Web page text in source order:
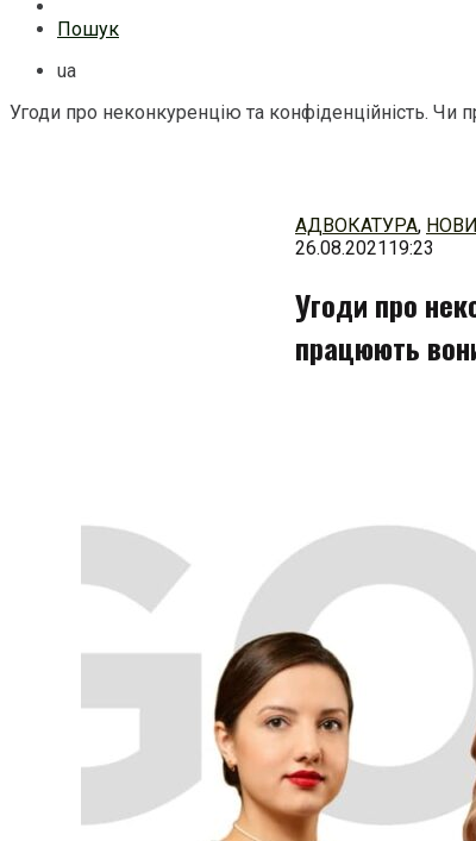
Пошук
ua
Угоди про неконкуренцію та конфіденційність.
АДВОКАТУРА,
26.08.202119:23
Угоди про
працюють